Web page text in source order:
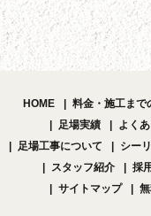
HOME 料金・施工まで
足場実績
よく
足場工事について
シー
スタッフ紹介
採
サイトマップ